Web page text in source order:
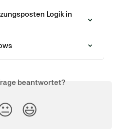
Logik in
beantwortet?
😃